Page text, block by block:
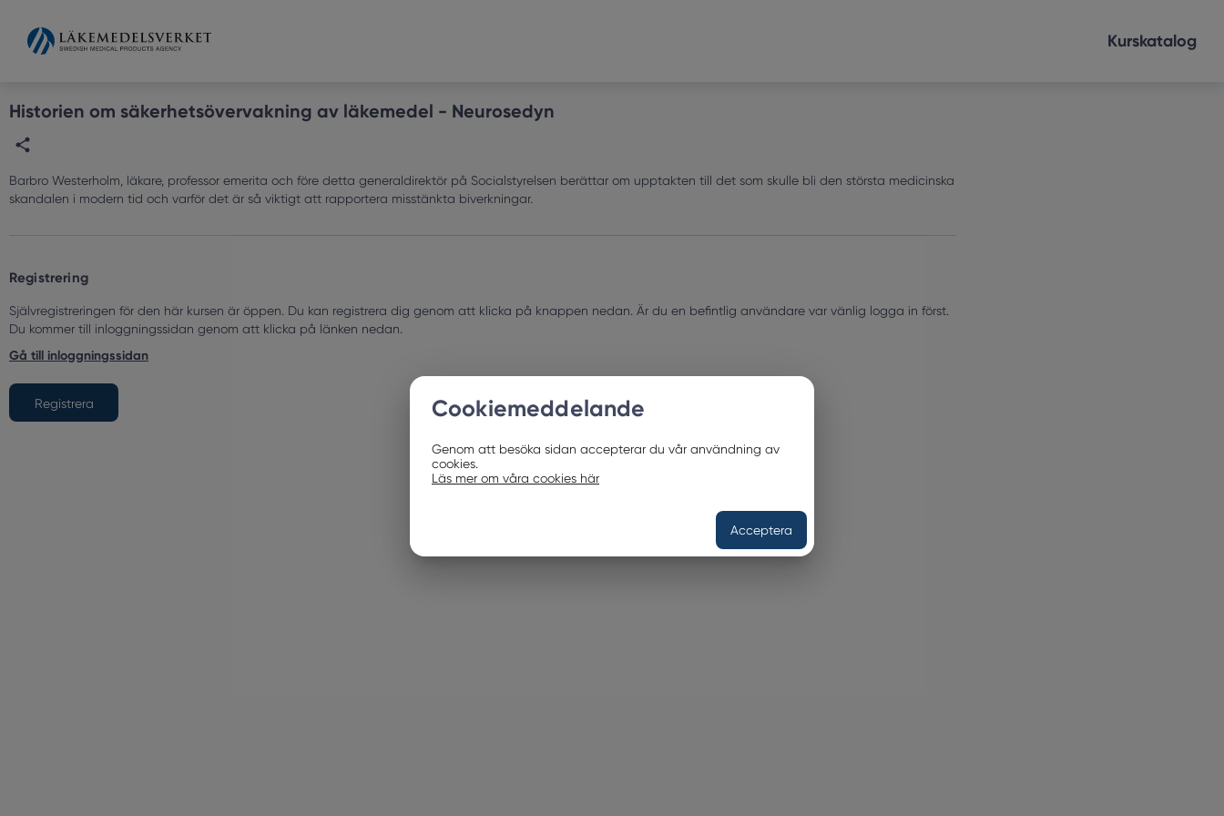
Portal
Kurskatalog
Historien om säkerhetsövervakning av läkemedel - Neurosedyn
Barbro Westerholm, läkare, professor emerita och före detta generaldirektör på Socialstyrelsen berättar om upptakten till det som skulle bli den största medicinska
skandalen i modern tid och varför det är så viktigt att rapportera misstänkta biverkningar.
Registrering
Självregistreringen för den här kursen är öppen. Du kan registrera dig genom att klicka på knappen nedan. Är du en befintlig användare var vänlig logga in först.
Du kommer till inloggningssidan genom att klicka på länken nedan.
Gå till inloggningssidan
Cookiemeddelande
Genom att besöka sidan accepterar du vår användning av
cookies.
Läs mer om våra cookies här
Acceptera